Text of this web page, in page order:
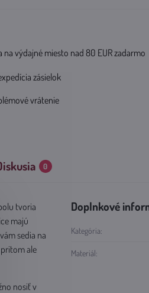
na výdajné miesto nad 80 EUR zadarmo
zásielok
vrátenie
0
tvoria
majú
sedia na
ale
nosiť v
Doplnkové
Kategória:
Materiál: